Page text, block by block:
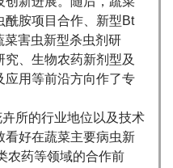
酰胺项目合作、新型Bt
菜害虫新型杀虫剂研
、生物农药新剂型及
应用等前沿方向作了专
所的行业地位以及技术
看好在蔬菜主要病虫新
农药等领域的合作前